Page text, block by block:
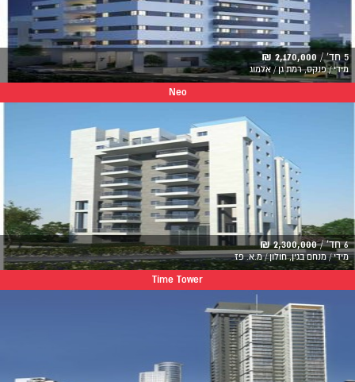
5 חד' / 2,170,000 ₪
מידי / פנקס, רמת גן / אלמוג
Neo
6 חד' / 2,300,000 ₪
מידי / מנחם בגין, חולון / מ.א. פז
Time Tower